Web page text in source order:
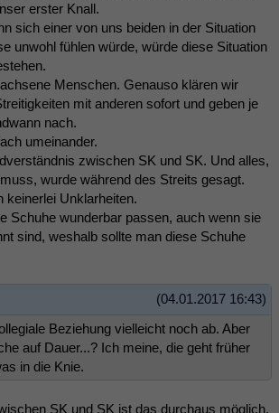
erster Knall.
sich einer von uns beiden in der Situation
unwohl fühlen würde, würde diese Situation
Menschen. Genauso klären wir
mit anderen sofort und geben je
nach.
umeinander.
zwischen SK und SK. Und alles,
wurde während des Streits gesagt.
keinerlei Unklarheiten.
Schuhe wunderbar passen, auch wenn sie
sind, weshalb sollte man diese Schuhe
(04.01.2017 16:43)
Beziehung vielleicht noch ab. Aber
auf Dauer...? Ich meine, die geht früher
in die Knie.
SK und SK ist das durchaus möglich.